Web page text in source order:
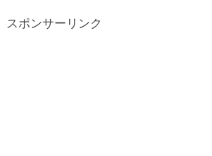
スポンサーリンク